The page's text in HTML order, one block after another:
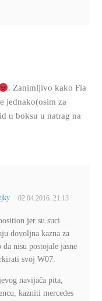
. Zanimljivo kako Fia
jednako(osim za
u boksu u natrag na
02.04.2016. 21:13
jer su suci
dovoljna kazna za
nisu postojale jasne
svoj W07.
navijača pita,
kazniti mercedes